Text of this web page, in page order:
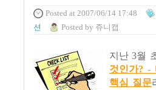
Posted at 2007/06/14 17:48
션
Posted by 쥬니캡
지난 3월
것인가? -
핵심 질문